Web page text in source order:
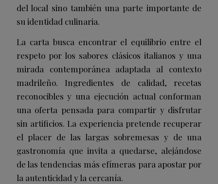
del local sino también una parte importante de
su identidad culinaria.
La carta busca encontrar el equilibrio entre el
respeto por los sabores clásicos italianos y una
mirada contemporánea adaptada al contexto
madrileño. Ingredientes de calidad, recetas
reconocibles y una ejecución actual conforman
una oferta pensada para compartir y disfrutar
sin artificios. La experiencia pretende recuperar
el placer de las largas sobremesas y de una
gastronomía que invita a quedarse, alejándose
de las tendencias más efímeras para apostar por
la autenticidad y la cercanía.